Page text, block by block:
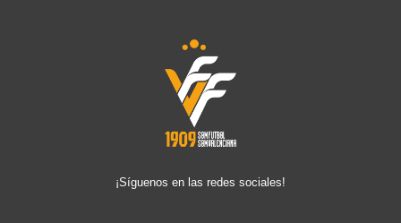
¡Síguenos en las redes sociales!